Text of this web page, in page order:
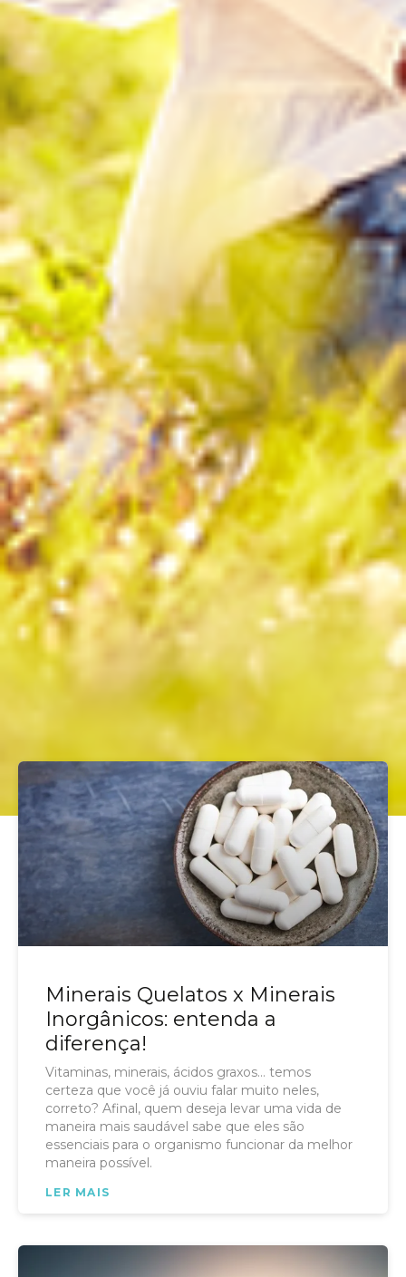
Minerais Quelatos x Minerais
Inorgânicos: entenda a
diferença!
Vitaminas, minerais, ácidos graxos… temos
certeza que você já ouviu falar muito neles,
correto? Afinal, quem deseja levar uma vida de
maneira mais saudável sabe que eles são
essenciais para o organismo funcionar da melhor
maneira possível.
LER MAIS